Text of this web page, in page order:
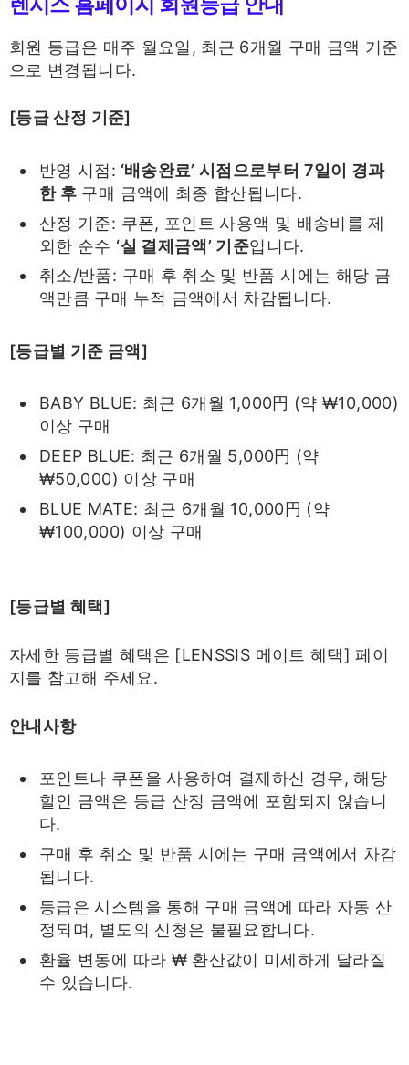
회원 등급은 매주 월요일, 최근 6개월 구매 금액 기준
으로 변경됩니다.
[등급 산정 기준]
반영 시점: ‘배송완료’ 시점으로부터 7일이 경과
한 후 구매 금액에 최종 합산됩니다.
산정 기준: 쿠폰, 포인트 사용액 및 배송비를 제
외한 순수 ‘실 결제금액’ 기준입니다.
취소/반품: 구매 후 취소 및 반품 시에는 해당 금
액만큼 구매 누적 금액에서 차감됩니다.
[등급별 기준 금액]
BABY BLUE: 최근 6개월 1,000円 (약 ₩10,000)
이상 구매
DEEP BLUE: 최근 6개월 5,000円 (약
₩50,000) 이상 구매
BLUE MATE: 최근 6개월 10,000円 (약
₩100,000) 이상 구매
[등급별 혜택]
자세한 등급별 혜택은 [LENSSIS 메이트 혜택] 페이
지를 참고해 주세요.
안내사항
포인트나 쿠폰을 사용하여 결제하신 경우, 해당
할인 금액은 등급 산정 금액에 포함되지 않습니
다.
구매 후 취소 및 반품 시에는 구매 금액에서 차감
됩니다.
등급은 시스템을 통해 구매 금액에 따라 자동 산
정되며, 별도의 신청은 불필요합니다.
환율 변동에 따라 ₩ 환산값이 미세하게 달라질
수 있습니다.